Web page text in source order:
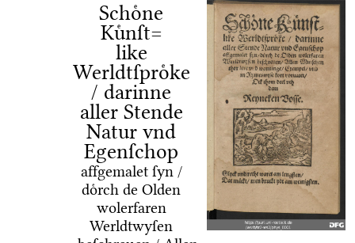
Schoͤne
Kuͤnſt=
like
Werldtſproͤke
/ darinne
aller Stende
Natur vnd
Egenſchop
affgemalet ſyn /
doͤrch de Olden
wolerfaren
Werldtwyſen